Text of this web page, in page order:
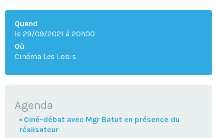
Quand
le 29/09/2021 à 20h00
Où
Cinéma Les Lobis
NAVIGATION
Agenda
Ciné-débat avec Mgr Batut en présence du
réalisateur